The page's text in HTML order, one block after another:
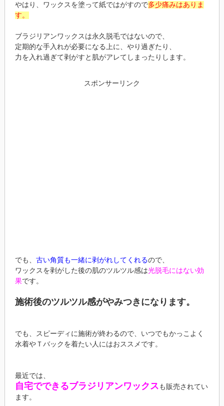
やはり、ワックスを塗って紙ではがすので多少痛みはありま
す。
ブラジリアンワックスは永久脱毛ではないので、
定期的な手入れが必要になる上に、やり過ぎたり、
力を入れ過ぎて剥がすと肌がアレてしまったりします。
スポンサーリンク
でも、 古い角質も一緒に剥がれしてくれるので、
ワックスを剥がした後の肌のツルツル感は光脱毛にはない効
果です。
施術後のツルツル感がやみつきになります。
でも、スピーディに施術が終わるので、いつでもかっこよく
水着やＴバックを着たい人にはおススメです。
最近では、
自宅でできるブラジリアンワックス も販売されてい
ます。